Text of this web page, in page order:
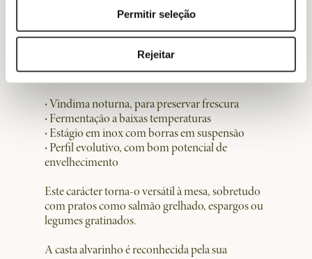
Permitir seleção
Rejeitar
mais estruturada e profunda. Produzido a partir
de uvas da casta alvarinho, este vinho destaca-se
frutos tropicais. Entre os elementos que tornam
este vinho especial:
·Vindima noturna, para preservar frescura
·Fermentação a baixas temperaturas
·Estágio em inox com borras em suspensão
·Perfil evolutivo, com bom potencial de
envelhecimento
Este carácter torna-o versátil à mesa, sobretudo
com pratos como salmão grelhado, espargos ou
legumes gratinados.
A casta alvarinho é reconhecida pela sua